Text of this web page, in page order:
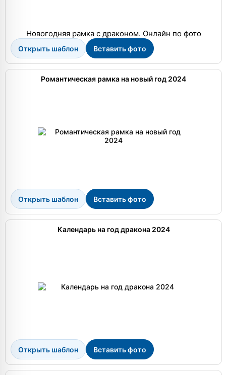
Новогодняя рамка с драконом. Онлайн по фото
Открыть шаблон Вставить фото
Романтическая рамка на новый год 2024
Открыть шаблон Вставить фото
Календарь на год дракона 2024
Открыть шаблон Вставить фото